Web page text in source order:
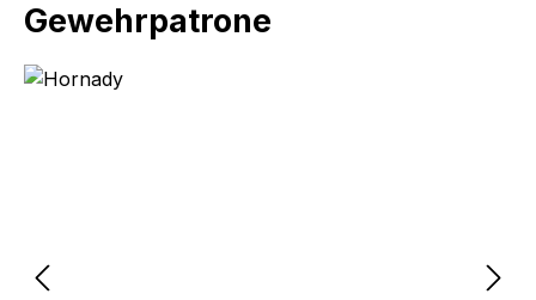
Gewehrpatrone